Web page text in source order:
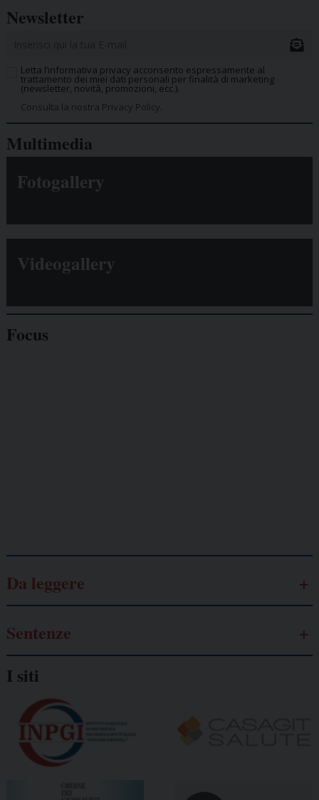
Newsletter
Letta l’informativa privacy acconsento espressamente al
trattamento dei miei dati personali per finalità di marketing
(newsletter, novità, promozioni, ecc.).
Consulta la nostra Privacy Policy.
Multimedia
Fotogallery
Videogallery
Focus
Da leggere
Sentenze
I siti